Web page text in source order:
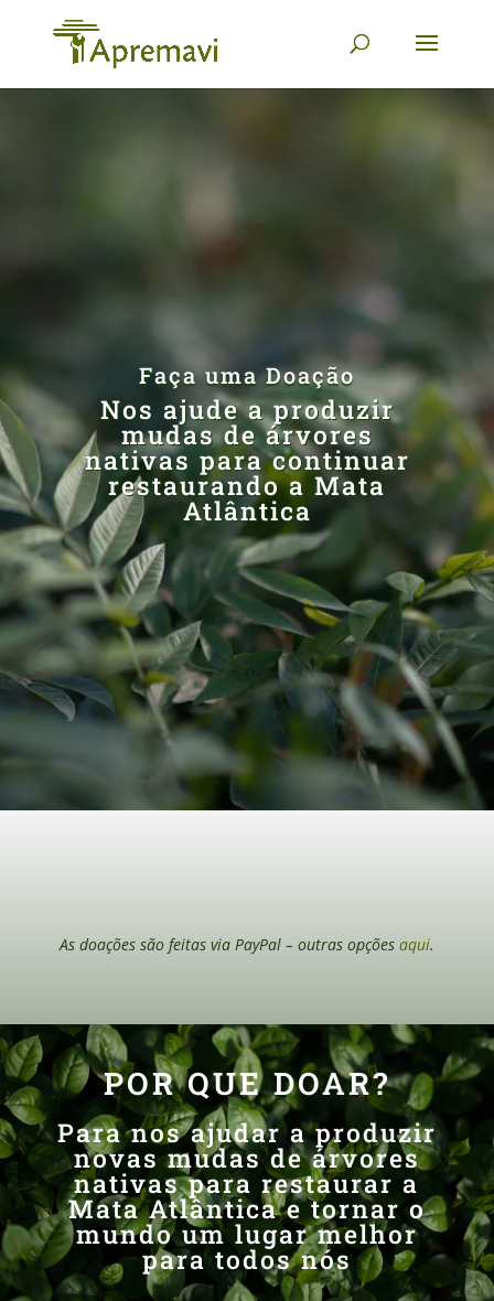
Faça uma Doação
Nos ajude a produzir
mudas de árvores
nativas para continuar
restaurando a Mata
Atlântica
As doações são feitas via PayPal – outras opções aqui.
POR QUE DOAR?
Para nos ajudar a produzir
novas mudas de árvores
nativas para restaurar a
Mata Atlântica e tornar o
mundo um lugar melhor
para todos nós